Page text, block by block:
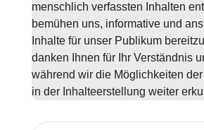
menschlich verfassten Inhalten
bemühen uns, informative und
Inhalte für unser Publikum
danken Ihnen für Ihr Verständnis
während wir die Möglichkeiten
in der Inhalteerstellung weiter